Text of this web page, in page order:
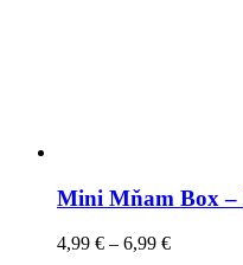
Mini Mňam Box –
4,99 € – 6,99 €